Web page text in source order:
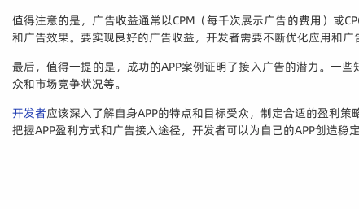
值得注意的是，广告收益通常以CPM（每千次展示广告的费用）或
和广告效果。要实现良好的广告收益，开发者需要不断优化应用和广
最后，值得一提的是，成功的APP案例证明了接入广告的潜力。一
众和市场竞争状况等。
开发者应该深入了解自身APP的特点和目标受众，制定合适的盈利
把握APP盈利方式和广告接入途径，开发者可以为自己的APP创造稳